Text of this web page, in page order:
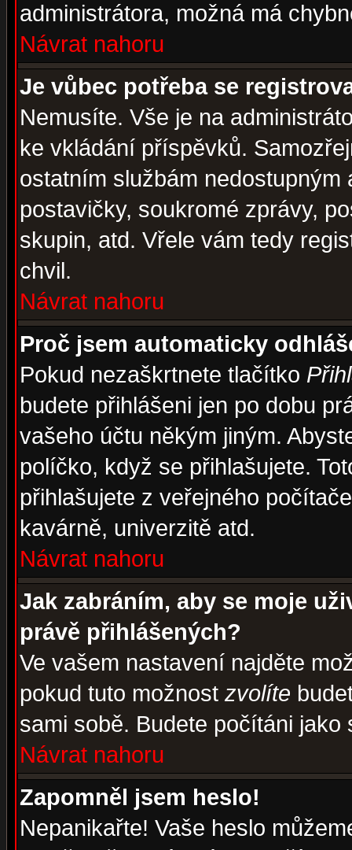
administrátora, možná má
Návrat nahoru
Je vůbec potřeba se
Nemusíte. Vše je na
ke vkládání příspěvků.
ostatním službám
postavičky, soukromé zprávy,
skupin, atd. Vřele vám tedy
chvil.
Návrat nahoru
Proč jsem automaticky
Pokud nezaškrtnete tlačítko
budete přihlášeni jen po dobu
vašeho účtu někým jiným.
políčko, když se přihlašujete.
přihlašujete z veřejného
kavárně, univerzitě atd.
Návrat nahoru
Jak zabráním, aby se moje
právě přihlášených?
Ve vašem nastavení najděte
pokud tuto možnost zvolíte
sami sobě. Budete počítáni jako
Návrat nahoru
Zapomněl jsem heslo!
Nepanikařte! Vaše heslo